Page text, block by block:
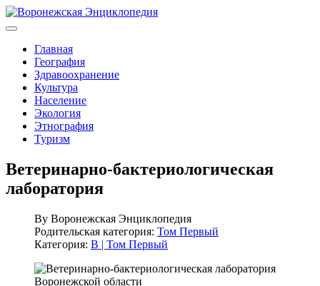
Главная
География
Здравоохранение
Культура
Население
Экология
Этнография
Туризм
Ветеринарно-бактериологическая
лаборатория
By Воронежская Энциклопедия
Родительская категория: Том Первый
Категория: В | Том Первый